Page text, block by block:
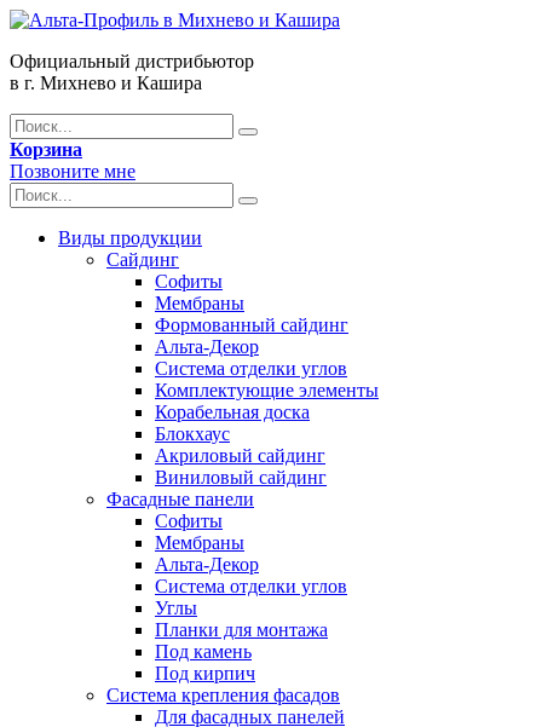
Официальный дистрибьютор
в г. Михнево и Кашира
Корзина
Позвоните мне
Виды продукции
Сайдинг
Софиты
Мембраны
Формованный сайдинг
Альта-Декор
Система отделки углов
Комплектующие элементы
Корабельная доска
Блокхаус
Акриловый сайдинг
Виниловый сайдинг
Фасадные панели
Софиты
Мембраны
Альта-Декор
Система отделки углов
Углы
Планки для монтажа
Под камень
Под кирпич
Система крепления фасадов
Для фасадных панелей